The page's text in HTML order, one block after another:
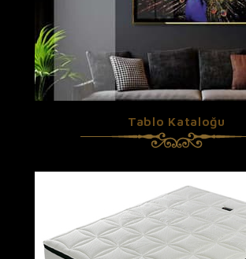
Tablo Kataloğu